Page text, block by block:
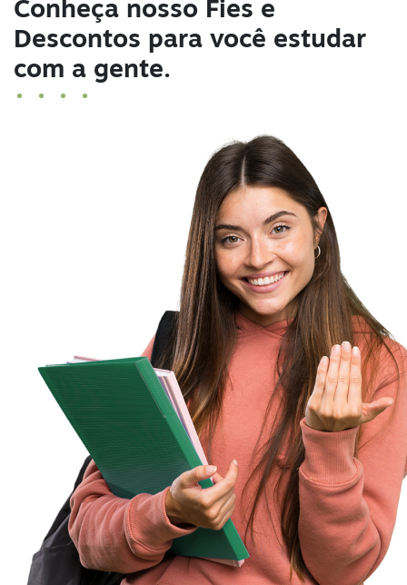
Conheça nosso Fies e
Descontos para você estudar
com a gente.